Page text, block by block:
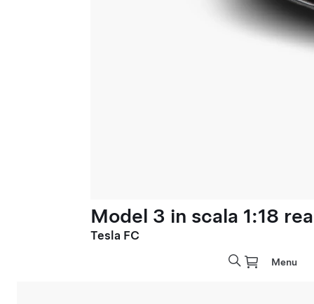
Model 3 in scala 1:18
Tesla FC
Menu